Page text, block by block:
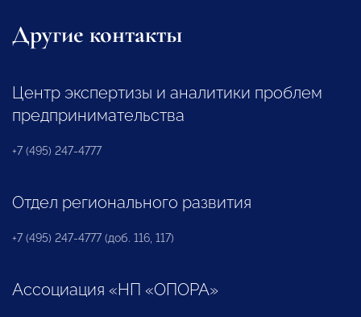
Другие контакты
Центр экспертизы и аналитики проблем
предпринимательства
+7 (495) 247-4777
Отдел регионального развития
+7 (495) 247-4777 (доб. 116, 117)
Ассоциация «НП «ОПОРА»